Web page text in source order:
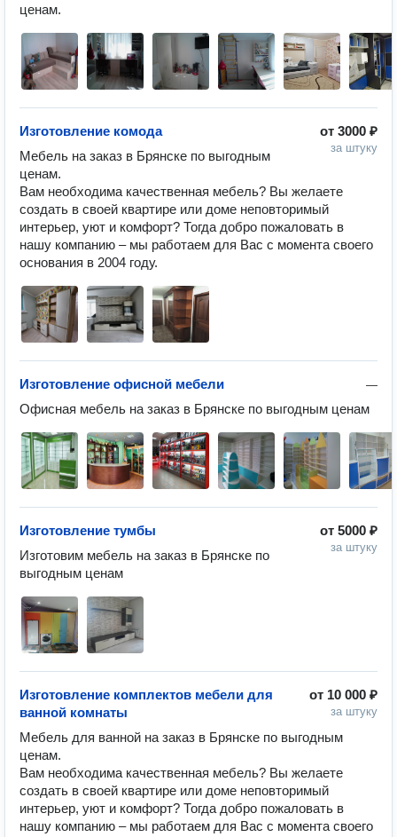
от 3000 ₽
за штуку
Изготовление комода
Мебель на заказ в Брянске по выгодным
ценам.
Вам необходима качественная мебель? Вы желаете
создать в своей квартире или доме неповторимый
интерьер, уют и комфорт? Тогда добро пожаловать в
нашу компанию – мы работаем для Вас с момента своего
основания в 2004 году.
—
Изготовление офисной мебели
Офисная мебель на заказ в Брянске по выгодным ценам
от 5000 ₽
за штуку
Изготовление тумбы
Изготовим мебель на заказ в Брянске по
выгодным ценам
от 10 000 ₽
за штуку
Изготовление комплектов мебели для
ванной комнаты
Мебель для ванной на заказ в Брянске по выгодным
ценам.
Вам необходима качественная мебель? Вы желаете
создать в своей квартире или доме неповторимый
интерьер, уют и комфорт? Тогда добро пожаловать в
нашу компанию – мы работаем для Вас с момента своего